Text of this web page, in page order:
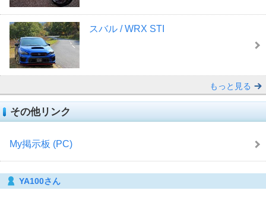
スバル / WRX STI
もっと見る
その他リンク
My掲示板 (PC)
YA100さん